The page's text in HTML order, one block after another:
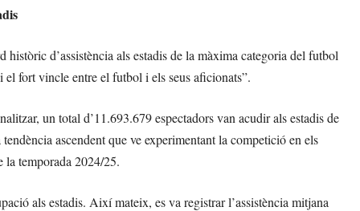
d’assistència als estadis de la màxima categoria del futbol
fort vincle entre el futbol i els seus aficionats”.
un total d’11.693.679 espectadors van acudir als estadis de
ascendent que ve experimentant la competició en els
la temporada 2024/25.
als estadis. Així mateix, es va registrar l’assistència mitjana